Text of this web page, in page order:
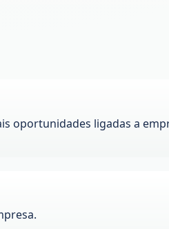
oportunidades ligadas a